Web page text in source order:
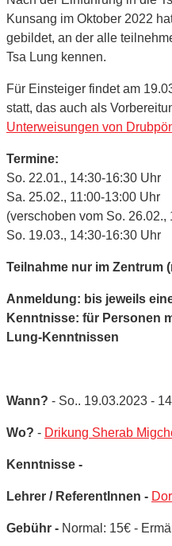
Kunsang im Oktober 2022
gebildet, an der alle
Tsa Lung kennen.
Für Einsteiger findet am
statt, das auch als
Unterweisungen von
Termine:
So. 22.01., 14:30-16:30
Sa. 25.02., 11:00-13:00
(verschoben vom So. 26.02.,
So. 19.03., 14:30-16:30
Teilnahme nur im Zentrum
Anmeldung: bis jeweils
Kenntnisse: für Personen
Lung-Kenntnissen
Wann? - So.. 19.03.2023 -
Wo? - Drikung Sherab
Kenntnisse -
Lehrer / ReferentInnen -
Gebühr - Normal: 15€ -